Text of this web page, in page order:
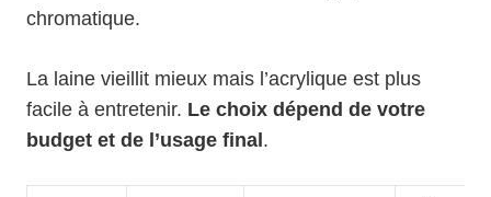
chromatique.
La laine vieillit mieux mais l’acrylique est plus
facile à entretenir. Le choix dépend de votre
budget et de l’usage final.